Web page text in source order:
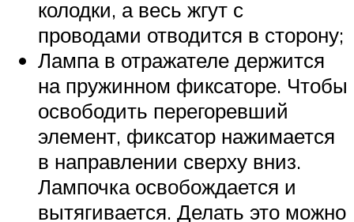
колодки, а весь жгут с
проводами отводится в сторону;
Лампа в отражателе держится
на пружинном фиксаторе. Чтобы
освободить перегоревший
элемент, фиксатор нажимается
в направлении сверху вниз.
Лампочка освобождается и
вытягивается. Делать это можно